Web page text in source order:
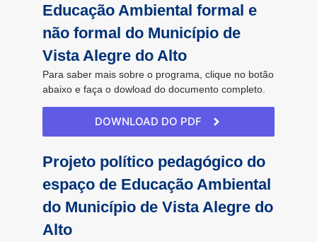
Educação Ambiental formal e
não formal do Município de
Vista Alegre do Alto
Para saber mais sobre o programa, clique no botão
abaixo e faça o dowload do documento completo.
DOWNLOAD DO PDF
Projeto político pedagógico do
espaço de Educação Ambiental
do Município de Vista Alegre do
Alto